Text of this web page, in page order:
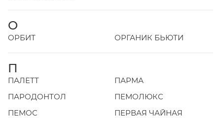
О
ОРБИТ ОРГАНИК БЬЮТИ
П
ПАЛЕТТ
ПАРМА
ПАРОДОНТОЛ
ПЕМОЛЮКС
ПЕМОС
ПЕРВАЯ ЧАЙНАЯ